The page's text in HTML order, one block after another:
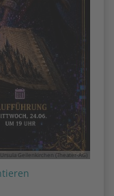
Geilenkirchen (Theater-AG)